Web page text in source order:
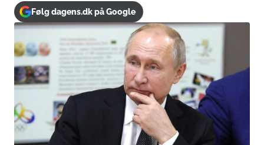
Følg dagens.dk på Google